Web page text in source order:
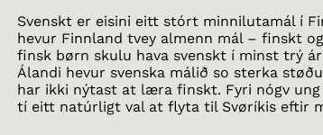
Svenskt er eisini eitt stórt minnilutamál í
hevur Finnland tvey almenn mál – finskt
finsk børn skulu hava svenskt í minst trý
Álandi hevur svenska málið so sterka
har ikki nýtast at læra finskt. Fyri nógv
tí eitt natúrligt val at flyta til Svøríkis eftir